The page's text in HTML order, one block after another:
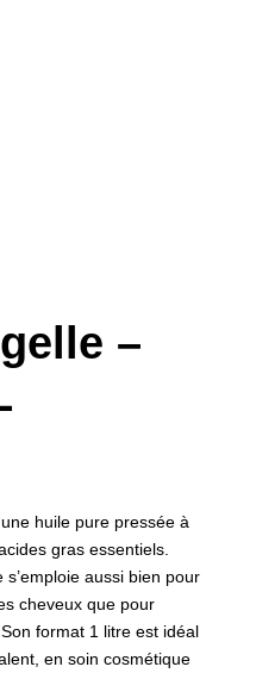
–
huile pure pressée à
gras essentiels.
aussi bien pour
cheveux que pour
format 1 litre est idéal
en soin cosmétique